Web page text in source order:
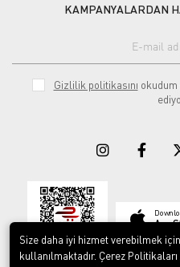
KAMPANYALARDAN
Gizlilik politikasını
App
Size daha iyi hizmet verebilmek
kullanılmaktadır. Çerez